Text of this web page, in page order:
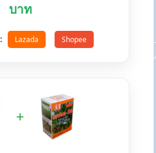
บาท
Lazada Shopee
+